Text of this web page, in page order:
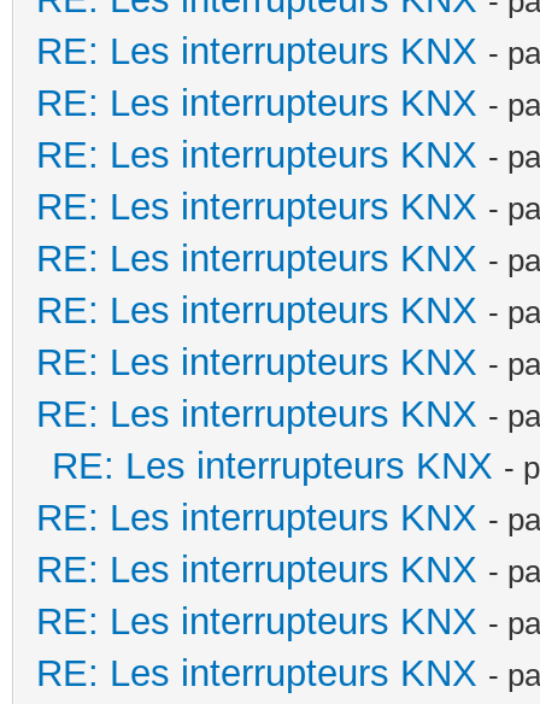
RE: Les interrupteurs KNX -
RE: Les interrupteurs KNX -
RE: Les interrupteurs KNX -
RE: Les interrupteurs KNX -
RE: Les interrupteurs KNX -
RE: Les interrupteurs KNX -
RE: Les interrupteurs KNX -
RE: Les interrupteurs KNX -
RE: Les interrupteurs KNX -
RE: Les interrupteurs KNX -
RE: Les interrupteurs KNX -
RE: Les interrupteurs KNX -
RE: Les interrupteurs KNX -